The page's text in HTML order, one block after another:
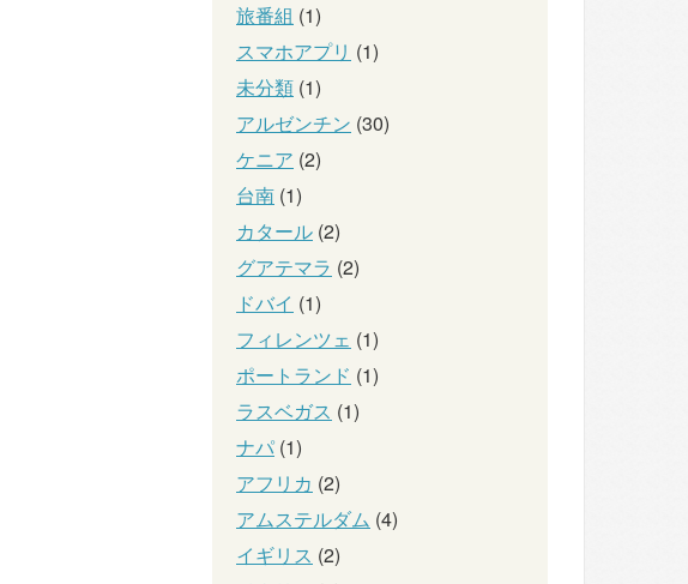
旅番組 (1)
スマホアプリ (1)
未分類 (1)
アルゼンチン (30)
ケニア (2)
台南 (1)
カタール (2)
グアテマラ (2)
ドバイ (1)
フィレンツェ (1)
ポートランド (1)
ラスベガス (1)
ナパ (1)
アフリカ (2)
アムステルダム (4)
イギリス (2)